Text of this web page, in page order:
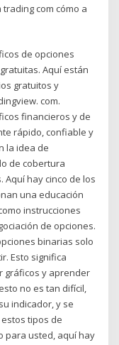
com cómo a
de opciones
Aquí están
gratuitos y
com.
financieros y de
rápido, confiable y
la idea de
de cobertura
Aquí hay cinco de los
una educación
instrucciones
de opciones.
binarias solo
Esto significa
gráficos y aprender
no es tan difícil,
indicador, y se
tipos de
para usted, aquí hay